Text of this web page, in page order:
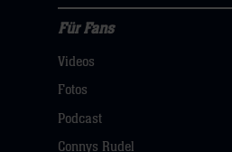
hier
Fans
Navigation
öffnen,
dann
Für Fans
Videos
Fotos
Podcast
Connys Rudel